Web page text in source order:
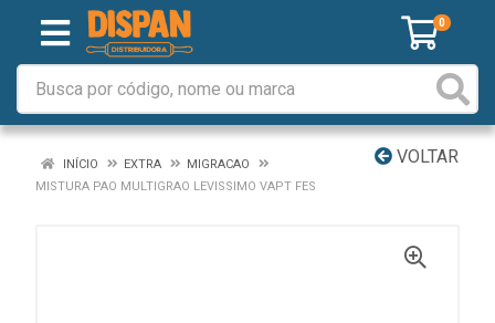
0
VOLTAR
INÍCIO EXTRA
MIGRACAO
MISTURA PAO MULTIGRAO LEVISSIMO VAPT FES